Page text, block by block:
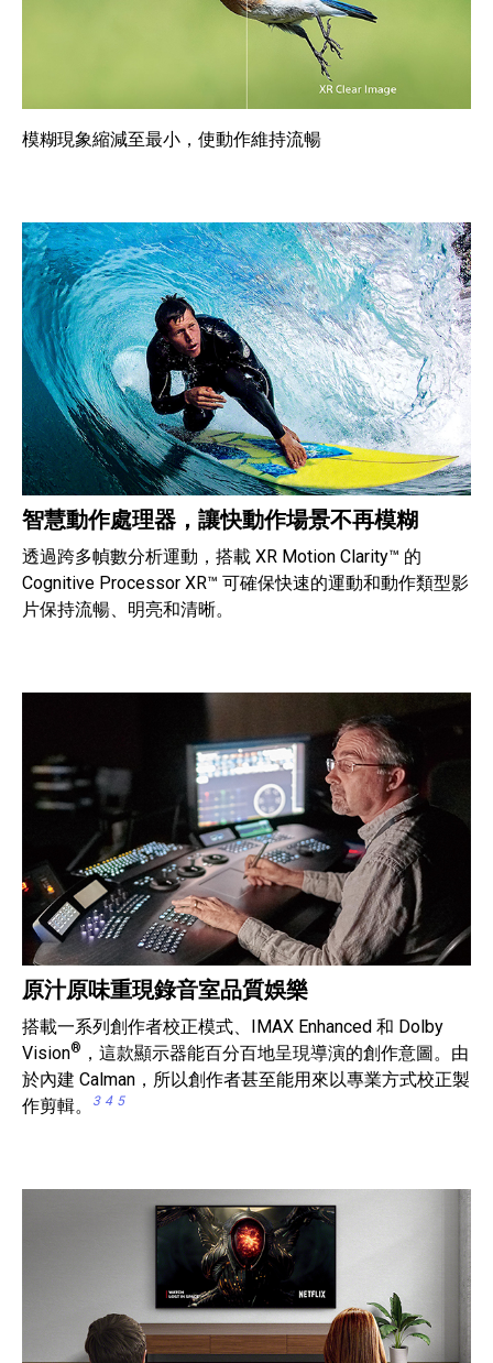
模糊現象縮減至最小，使動作維持流暢
智慧動作處理器，讓快動作場景不再模糊
透過跨多幀數分析運動，搭載 XR Motion Clarity™ 的
Cognitive Processor XR™ 可確保快速的運動和動作類型影
片保持流暢、明亮和清晰。
原汁原味重現錄音室品質娛樂
搭載一系列創作者校正模式、IMAX Enhanced 和 Dolby
Vision® ，這款顯示器能百分百地呈現導演的創作意圖。由
於內建 Calman，所以創作者甚至能用來以專業方式校正製
作剪輯。
3 4 5